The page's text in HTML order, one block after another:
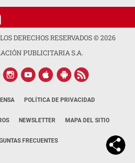
DERECHOS RESERVADOS ©2026
PUBLICITARIA S.A.
POLÍTICA DE PRIVACIDAD
NEWSLETTER MAPA DEL SITIO
FRECUENTES